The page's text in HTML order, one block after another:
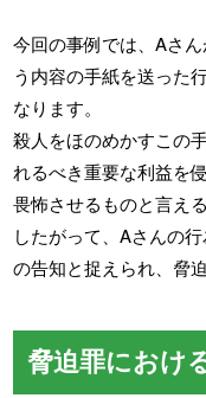
今回の事例では、Aさ
う内容の手紙を送った
なります。
殺人をほのめかすこの
れるべき重要な利益を
畏怖させるものと言える
したがって、Aさんの
の告知と捉えられ、脅
脅迫罪におけ